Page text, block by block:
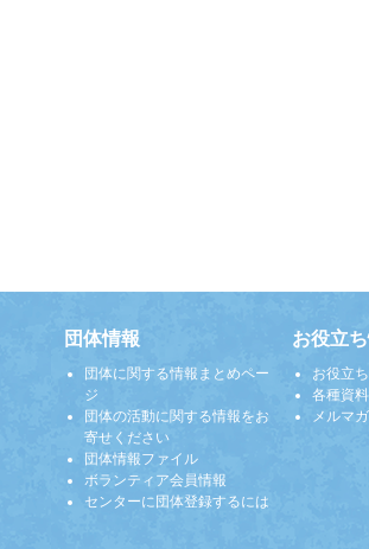
団体情報
団体に関する情報まとめペー
ジ
団体の活動に関する情報をお
寄せください
団体情報ファイル
ボランティア会員情報
センターに団体登録するには
お役立
お役立
各種資
メルマ